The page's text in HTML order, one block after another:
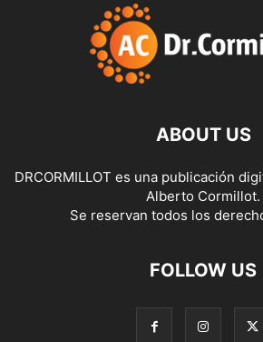
ABOUT US
DRCORMILLOT es una publicación
Alberto Cormillot.
Se reservan todos los
FOLLOW US